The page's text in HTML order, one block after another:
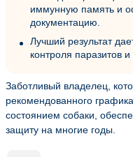
иммунную память и
документацию.
Лучший результат
контроля паразитов
Заботливый владелец,
рекомендованного
состоянием собаки,
защиту на многие годы.